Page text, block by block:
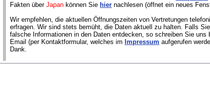
Fakten über Japan können Sie hier nachlesen (öffnet ein neues
Wir empfehlen, die aktuellen Öffnungszeiten von Vertretungen
erfragen. Wir sind stets bemüht, die Daten aktuell zu halten. Falls
falsche Informationen in den Daten entdecken, so schreiben Sie uns
Email (per Kontaktformular, welches im Impressum aufgerufen
Dank.